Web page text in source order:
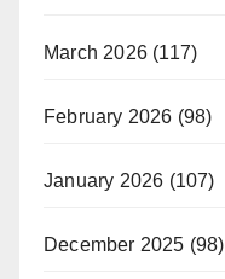
March 2026 (117)
February 2026 (98)
January 2026 (107)
December 2025 (98)